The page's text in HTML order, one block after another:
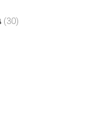
(30)